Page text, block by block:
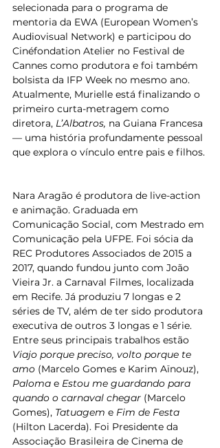
selecionada para o programa de
mentoria da EWA (European Women’s
Audiovisual Network) e participou do
Cinéfondation Atelier no Festival de
Cannes como produtora e foi também
bolsista da IFP Week no mesmo ano.
Atualmente, Murielle está finalizando o
primeiro curta-metragem como
diretora, L’Albatros, na Guiana Francesa
— uma história profundamente pessoal
que explora o vínculo entre pais e filhos.
Nara Aragão é produtora de live-action
e animação. Graduada em
Comunicação Social, com Mestrado em
Comunicação pela UFPE. Foi sócia da
REC Produtores Associados de 2015 a
2017, quando fundou junto com João
Vieira Jr. a Carnaval Filmes, localizada
em Recife. Já produziu 7 longas e 2
séries de TV, além de ter sido produtora
executiva de outros 3 longas e 1 série.
Entre seus principais trabalhos estão
Viajo porque preciso, volto porque te
amo (Marcelo Gomes e Karim Aïnouz),
Paloma e Estou me guardando para
quando o carnaval chegar (Marcelo
Gomes), Tatuagem e Fim de Festa
(Hilton Lacerda). Foi Presidente da
Associação Brasileira de Cinema de